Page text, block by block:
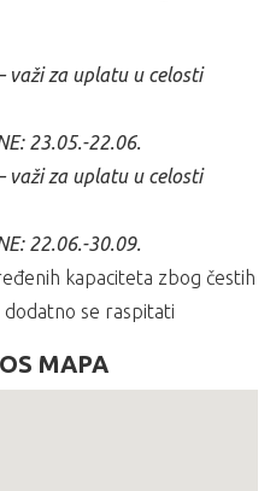
važi za uplatu u celosti
23.05.-22.06.
važi za uplatu u celosti
22.06.-30.09.
kapaciteta zbog čestih
se raspitati
MAPA